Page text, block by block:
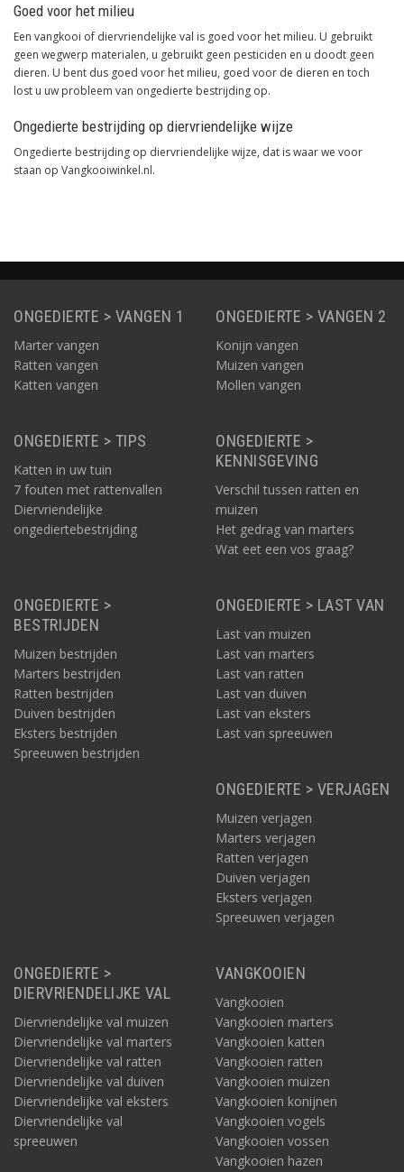
Goed voor het milieu
Een vangkooi of diervriendelijke val is goed voor het milieu. U gebruikt
geen wegwerp materialen, u gebruikt geen pesticiden en u doodt geen
dieren. U bent dus goed voor het milieu, goed voor de dieren en toch
lost u uw probleem van ongedierte bestrijding op.
Ongedierte bestrijding op diervriendelijke wijze
Ongedierte bestrijding op diervriendelijke wijze, dat is waar we voor
staan op Vangkooiwinkel.nl.
ONGEDIERTE > VANGEN 1
Marter vangen
Ratten vangen
Katten vangen
ONGEDIERTE > VANGEN 2
Konijn vangen
Muizen vangen
Mollen vangen
ONGEDIERTE > TIPS
Katten in uw tuin
7 fouten met rattenvallen
Diervriendelijke
ongediertebestrijding
ONGEDIERTE >
KENNISGEVING
Verschil tussen ratten en
muizen
Het gedrag van marters
Wat eet een vos graag?
ONGEDIERTE >
BESTRIJDEN
Muizen bestrijden
Marters bestrijden
Ratten bestrijden
Duiven bestrijden
Eksters bestrijden
Spreeuwen bestrijden
ONGEDIERTE > LAST VAN
Last van muizen
Last van marters
Last van ratten
Last van duiven
Last van eksters
Last van spreeuwen
ONGEDIERTE > VERJAGEN
Muizen verjagen
Marters verjagen
Ratten verjagen
Duiven verjagen
Eksters verjagen
Spreeuwen verjagen
ONGEDIERTE >
DIERVRIENDELIJKE VAL
Diervriendelijke val muizen
Diervriendelijke val marters
Diervriendelijke val ratten
Diervriendelijke val duiven
Diervriendelijke val eksters
Diervriendelijke val
spreeuwen
VANGKOOIEN
Vangkooien
Vangkooien marters
Vangkooien katten
Vangkooien ratten
Vangkooien muizen
Vangkooien konijnen
Vangkooien vogels
Vangkooien vossen
Vangkooien hazen